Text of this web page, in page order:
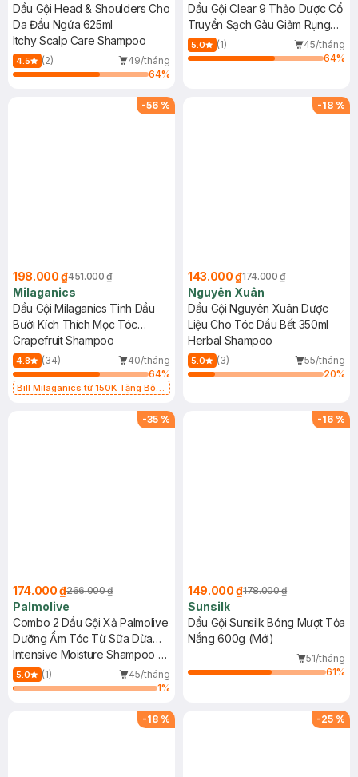
Dầu Gội Head & Shoulders Cho
Da Đầu Ngứa 625ml
Itchy Scalp Care Shampoo
4.5 (2)
49/tháng
64%
Dầu Gội Clear 9 Thảo Dược Cổ
Truyền Sạch Gàu Giảm Rụng
630g
5.0 (1)
45/tháng
64%
-56 %
198.000 ₫451.000 ₫
Milaganics
Dầu Gội Milaganics Tinh Dầu
Bưởi Kích Thích Mọc Tóc
500ml
Grapefruit Shampoo
4.8 (34)
40/tháng
64%
Bill Milaganics từ 150K Tặng Bột
-18 %
143.000 ₫174.000 ₫
Nguyên Xuân
Dầu Gội Nguyên Xuân Dược
Liệu Cho Tóc Dầu Bết 350ml
Herbal Shampoo
5.0 (3)
55/tháng
20%
-35 %
174.000 ₫266.000 ₫
Palmolive
Combo 2 Dầu Gội Xả Palmolive
Dưỡng Ẩm Tóc Từ Sữa Dừa
600ml
Intensive Moisture Shampoo +
Conditioner Coconut Cream
5.0 (1)
45/tháng
1%
-16 %
149.000 ₫178.000 ₫
Sunsilk
Dầu Gội Sunsilk Bóng Mượt Tỏa
Nắng 600g (Mới)
51/tháng
61%
-18 % -25 %